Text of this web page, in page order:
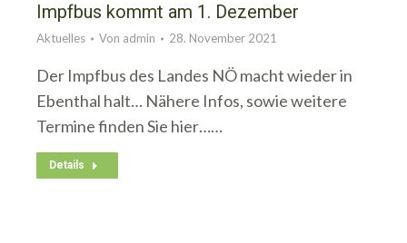
Impfbus kommt am 1. Dezember
Aktuelles Von admin 28. November 2021
Der Impfbus des Landes NÖ macht wieder in
Ebenthal halt… Nähere Infos, sowie weitere
Termine finden Sie hier……
Details